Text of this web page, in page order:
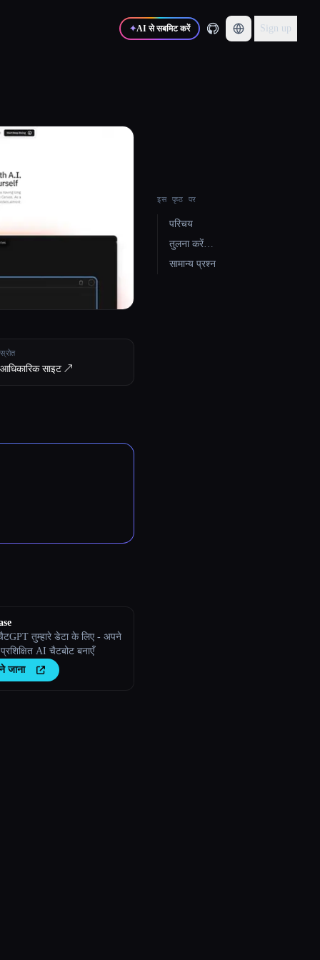
✦AI से सबमिट करें Sign up
स्रोत
आधिकारिक साइट ↗︎
तुम्हारे डेटा के लिए - अपने
AI चैटबोट बनाएँ
जाना
इस पृष्ठ पर
परिचय
तुलना करें…
सामान्य प्रश्न